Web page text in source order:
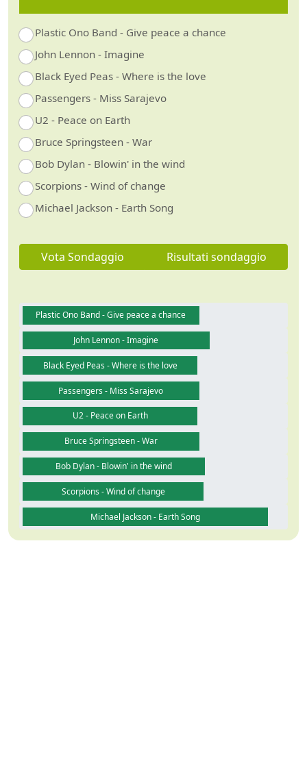
Plastic Ono Band - Give peace a chance
John Lennon - Imagine
Black Eyed Peas - Where is the love
Passengers - Miss Sarajevo
U2 - Peace on Earth
Bruce Springsteen - War
Bob Dylan - Blowin' in the wind
Scorpions - Wind of change
Michael Jackson - Earth Song
Vota Sondaggio Risultati sondaggio
Plastic Ono Band - Give peace a chance
John Lennon - Imagine
Black Eyed Peas - Where is the love
Passengers - Miss Sarajevo
U2 - Peace on Earth
Bruce Springsteen - War
Bob Dylan - Blowin' in the wind
Scorpions - Wind of change
Michael Jackson - Earth Song